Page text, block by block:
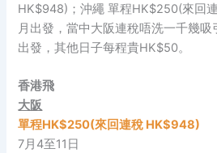
HK$948)；沖繩 單程HK$250(來回
月出發，當中大阪連稅唔洗一千幾吸
出發，其他日子每程貴HK$50。
香港飛
大阪
單程HK$250(來回連稅 HK$948)
7月4至11日